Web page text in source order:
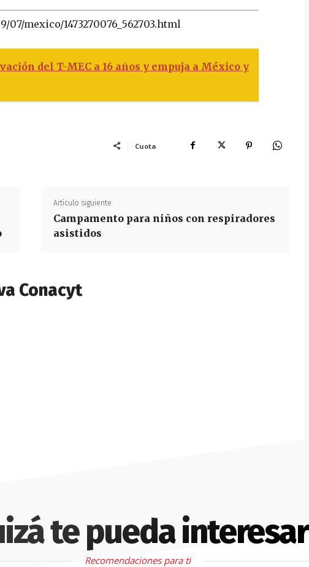
mexico/1473270076_562703.html
del T-MEC a 16 años y empuja a México y
Cuota
Artículo siguiente
Campamento para niños con respiradores
asistidos
Conacyt
te pueda interesar
Recomendaciones para ti